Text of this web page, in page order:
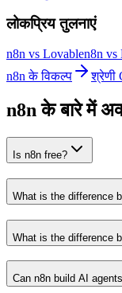
लोकप्रिय तुलनाएं
n8n vs Lovablen8n vs
n8n के विकल्प
श्रेणी
n8n के बारे में
Is n8n free?
What is the difference
What is the difference
Can n8n build AI